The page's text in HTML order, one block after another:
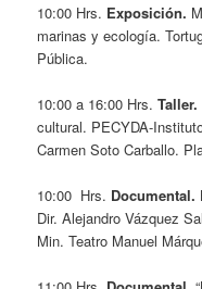
10:00 Hrs. Exposición.
marinas y ecología.
Pública.
10:00 a 16:00 Hrs.Taller.
cultural. PECYDA-
Carmen Soto Carballo.
10:00 Hrs. Documental.
Dir. Alejandro Vázquez
Min. Teatro Manuel